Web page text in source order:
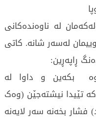
لە ناوەندەکانی
لەسەر شانە. کاتی
ڕاپەڕین:
بکەین و داوا لە
تێیدا نیشتەجێن (وەک
فشار بخەنە سەر لایەنە